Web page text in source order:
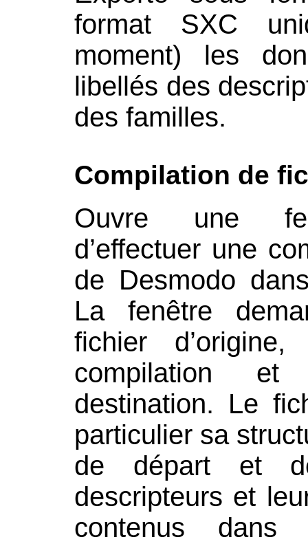
format SXC
moment) les
libellés des
des familles.
Compilation de
Ouvre une
d’effectuer une
de Desmodo
La fenêtre
fichier
compilation
destination. Le
particulier sa
de départ et
descripteurs et
contenus